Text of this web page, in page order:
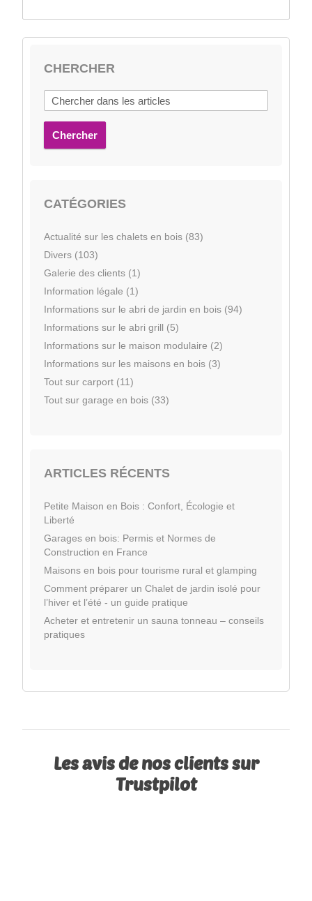
CHERCHER
Chercher
CATÉGORIES
Actualité sur les chalets en bois (83)
Divers (103)
Galerie des clients (1)
Information légale (1)
Informations sur le abri de jardin en bois (94)
Informations sur le abri grill (5)
Informations sur le maison modulaire (2)
Informations sur les maisons en bois (3)
Tout sur carport (11)
Tout sur garage en bois (33)
ARTICLES RÉCENTS
Petite Maison en Bois : Confort, Écologie et
Liberté
Garages en bois: Permis et Normes de
Construction en France
Maisons en bois pour tourisme rural et glamping
Comment préparer un Chalet de jardin isolé pour
l’hiver et l’été - un guide pratique
Acheter et entretenir un sauna tonneau – conseils
pratiques
Les avis de nos clients sur
Trustpilot